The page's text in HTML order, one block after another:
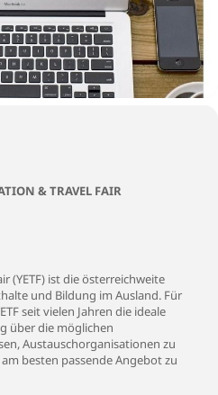
& TRAVEL FAIR
(YETF) ist die österreichweite
und Bildung im Ausland. Für
seit vielen Jahren die ideale
über die möglichen
Austauschorganisationen zu
besten passende Angebot zu